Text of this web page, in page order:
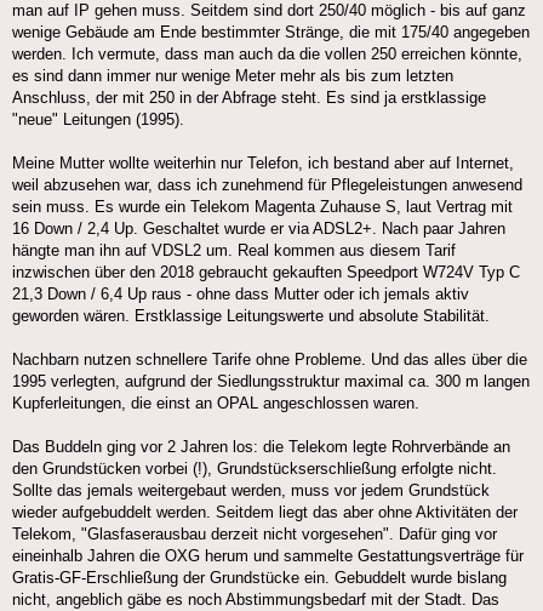
man auf IP gehen muss. Seitdem sind dort 250/40 möglich - bis auf ganz
wenige Gebäude am Ende bestimmter Stränge, die mit 175/40 angegeben
werden. Ich vermute, dass man auch da die vollen 250 erreichen könnte,
es sind dann immer nur wenige Meter mehr als bis zum letzten
Anschluss, der mit 250 in der Abfrage steht. Es sind ja erstklassige
"neue" Leitungen (1995).
Meine Mutter wollte weiterhin nur Telefon, ich bestand aber auf Internet,
weil abzusehen war, dass ich zunehmend für Pflegeleistungen anwesend
sein muss. Es wurde ein Telekom Magenta Zuhause S, laut Vertrag mit
16 Down / 2,4 Up. Geschaltet wurde er via ADSL2+. Nach paar Jahren
hängte man ihn auf VDSL2 um. Real kommen aus diesem Tarif
inzwischen über den 2018 gebraucht gekauften Speedport W724V Typ C
21,3 Down / 6,4 Up raus - ohne dass Mutter oder ich jemals aktiv
geworden wären. Erstklassige Leitungswerte und absolute Stabilität.
Nachbarn nutzen schnellere Tarife ohne Probleme. Und das alles über die
1995 verlegten, aufgrund der Siedlungsstruktur maximal ca. 300 m langen
Kupferleitungen, die einst an OPAL angeschlossen waren.
Das Buddeln ging vor 2 Jahren los: die Telekom legte Rohrverbände an
den Grundstücken vorbei (!), Grundstückserschließung erfolgte nicht.
Sollte das jemals weitergebaut werden, muss vor jedem Grundstück
wieder aufgebuddelt werden. Seitdem liegt das aber ohne Aktivitäten der
Telekom, "Glasfaserausbau derzeit nicht vorgesehen". Dafür ging vor
eineinhalb Jahren die OXG herum und sammelte Gestattungsverträge für
Gratis-GF-Erschließung der Grundstücke ein. Gebuddelt wurde bislang
nicht, angeblich gäbe es noch Abstimmungsbedarf mit der Stadt. Das